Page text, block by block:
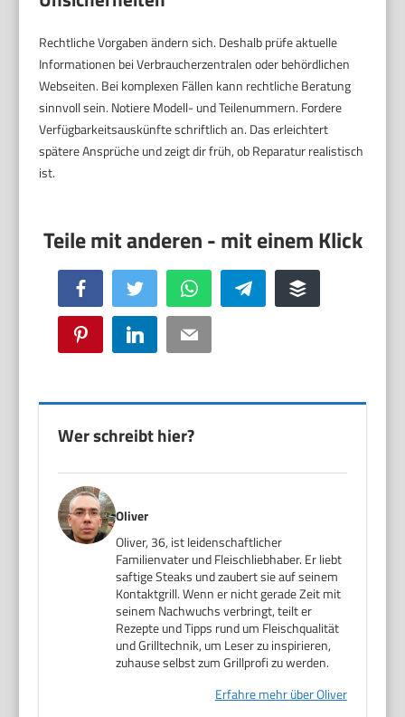
Rechtliche Vorgaben ändern sich. Deshalb prüfe aktuelle
Informationen bei Verbraucherzentralen oder behördlichen
Webseiten. Bei komplexen Fällen kann rechtliche Beratung
sinnvoll sein. Notiere Modell- und Teilenummern. Fordere
Verfügbarkeitsauskünfte schriftlich an. Das erleichtert
spätere Ansprüche und zeigt dir früh, ob Reparatur realistisch
ist.
Facebook Twitter WhatsApp Telegram Buffer
Pinterest LinkedIn Email
Wer schreibt hier?
Oliver
Oliver, 36, ist leidenschaftlicher
Familienvater und Fleischliebhaber. Er liebt
saftige Steaks und zaubert sie auf seinem
Kontaktgrill. Wenn er nicht gerade Zeit mit
seinem Nachwuchs verbringt, teilt er
Rezepte und Tipps rund um Fleischqualität
und Grilltechnik, um Leser zu inspirieren,
zuhause selbst zum Grillprofi zu werden.
Erfahre mehr über Oliver